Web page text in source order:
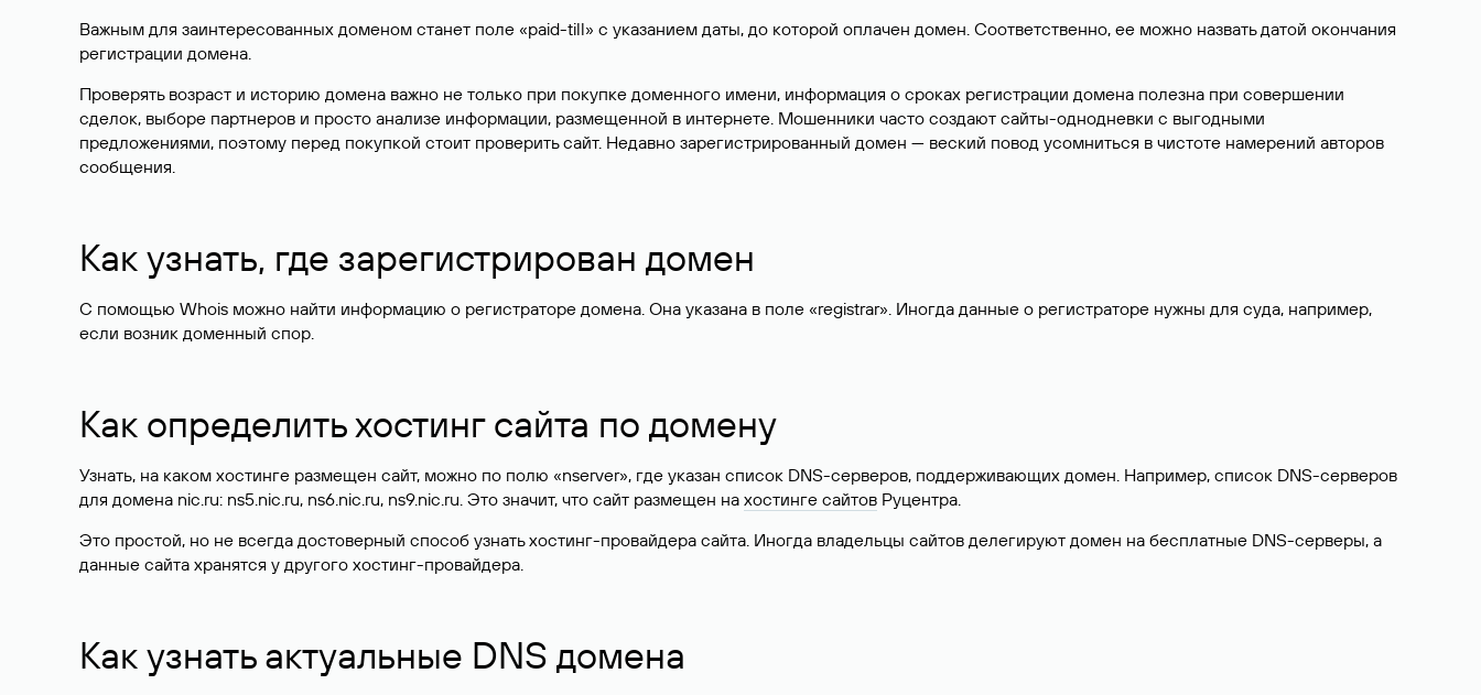
Важным для заинтересованных доменом станет поле «paid-till» с указанием даты, до которой оплачен домен. Соответственно, ее можно назвать датой окончания
регистрации домена.
Проверять возраст и историю домена важно не только при покупке доменного имени, информация о сроках регистрации домена полезна при совершении
сделок, выборе партнеров и просто анализе информации, размещенной в интернете. Мошенники часто создают сайты-однодневки с выгодными
предложениями, поэтому перед покупкой стоит проверить сайт. Недавно зарегистрированный домен — веский повод усомниться в чистоте намерений авторов
сообщения.
Как узнать, где зарегистрирован домен
С помощью Whois можно найти информацию о регистраторе домена. Она указана в поле «registrar». Иногда данные о регистраторе нужны для суда, например,
если возник доменный спор.
Как определить хостинг сайта по домену
Узнать, на каком хостинге размещен сайт, можно по полю «nserver», где указан список DNS-серверов, поддерживающих домен. Например, список DNS-серверов
для домена nic.ru: ns5.nic.ru, ns6.nic.ru, ns9.nic.ru. Это значит, что сайт размещен на хостинге сайтов Руцентра.
Это простой, но не всегда достоверный способ узнать хостинг-провайдера сайта. Иногда владельцы сайтов делегируют домен на бесплатные DNS-серверы, а
данные сайта хранятся у другого хостинг-провайдера.
Как узнать актуальные DNS домена